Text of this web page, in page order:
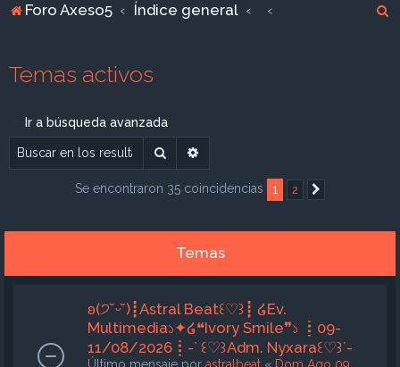
Foro Axeso5 Índice general
Temas activos
Ir a búsqueda avanzada
Buscar
Se encontraron 35 coincidencias 1 2
Temas
ʚ(੭˘ᵕ˘)┋Astral Beat꒰♡︎꒱┋ ໒Ev.
Multimedia১✦໒❝Ivory Smile❞১ ┋09-
11/08/2026┋-` ꒰♡︎꒱Adm. Nyxara꒰♡︎꒱´-
Último mensaje por astralbeat « Dom Ago 09,